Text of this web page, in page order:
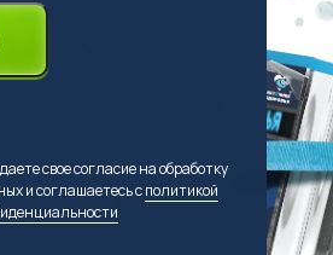
свое согласие на обработку
и соглашаетесь сполитикой